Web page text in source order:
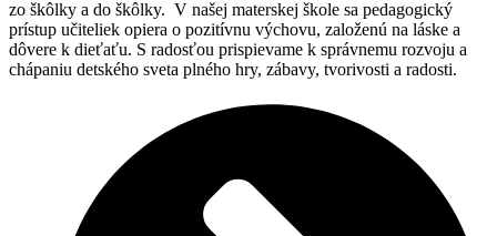
zo škôlky a do škôlky. V našej materskej škole sa pedagogický
prístup učiteliek opiera o pozitívnu výchovu, založenú na láske a
dôvere k dieťaťu. S radosťou prispievame k správnemu rozvoju a
chápaniu detského sveta plného hry, zábavy, tvorivosti a radosti.